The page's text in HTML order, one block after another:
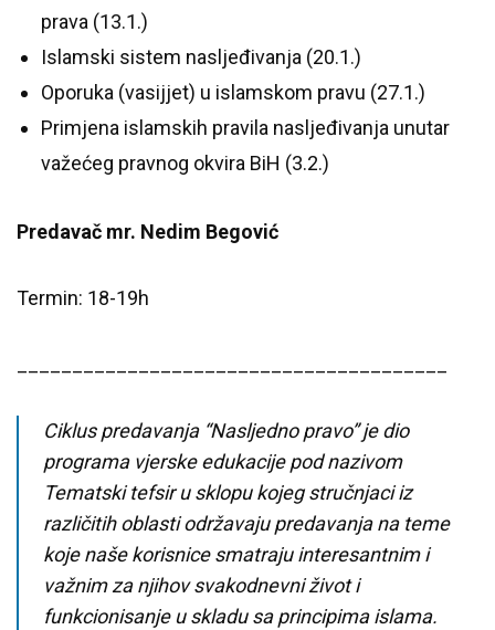
prava (13.1.)
Islamski sistem nasljeđivanja (20.1.)
Oporuka (vasijjet) u islamskom pravu (27.1.)
Primjena islamskih pravila nasljeđivanja unutar
važećeg pravnog okvira BiH (3.2.)
Predavač mr. Nedim Begović
Termin: 18-19h
Ciklus predavanja “Nasljedno pravo” je dio
programa vjerske edukacije pod nazivom
Tematski tefsir u sklopu kojeg stručnjaci iz
različitih oblasti održavaju predavanja na teme
koje naše korisnice smatraju interesantnim i
važnim za njihov svakodnevni život i
funkcionisanje u skladu sa principima islama.